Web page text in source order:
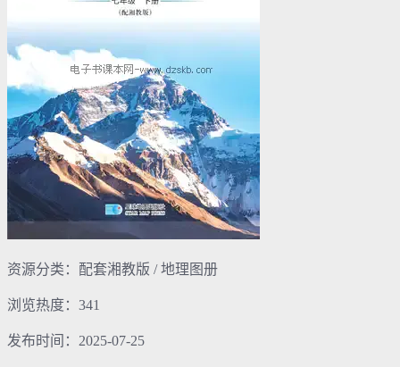
资源分类：配套湘教版 / 地理图册
浏览热度：341
发布时间：2025-07-25